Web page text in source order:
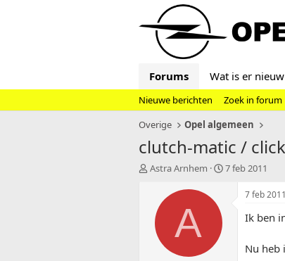
Forums Wat is er nieuw
Nieuwe berichten
Zoek in forum
Overige
Opel algemeen
clutch-matic /
T
Astra Arnhem
S
7 feb 2011
A
7 feb 2011
Ik ben
Nu heb